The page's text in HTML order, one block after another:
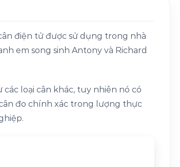
có
thể
trên
trang
sản
phẩm
điện tử được sử dụng trong nhà
em song sinh Antony và Richard
loại cân khác, tuy nhiên nó có
đo chính xác trong lượng thực